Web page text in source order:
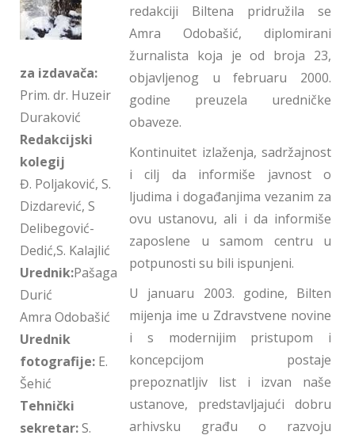
za izdavača:
Prim. dr. Huzeir
Duraković
Redakcijski
kolegij
Đ. Poljaković, S.
Dizdarević, S
Delibegović-
Dedić,S. Kalajlić
Urednik:Pašaga
Durić
Amra Odobašić
Urednik
fotografije: E.
Šehić
Tehnički
sekretar:S.
redakciji Biltena pridružila se
Amra Odobašić, diplomirani
žurnalista koja je od broja 23,
objavljenog u februaru 2000.
godine preuzela uredničke
obaveze.
Kontinuitet izlaženja, sadržajnost
i cilj da informiše javnost o
ljudima i događanjima vezanim za
ovu ustanovu, ali i da informiše
zaposlene u samom centru u
potpunosti su bili ispunjeni.
U januaru 2003. godine, Bilten
mijenja ime u Zdravstvene novine
i s modernijim pristupom i
koncepcijom postaje
prepoznatljiv list i izvan naše
ustanove, predstavljajući dobru
arhivsku građu o razvoju